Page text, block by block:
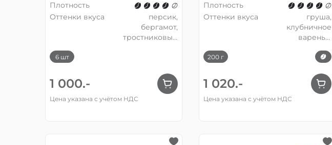
Плотность
Оттенки вкуса
персик,
бергамот,
тростниковый
6 шт
1 000.-
Цена указана с учётом НДС
Плотность
Оттенки вкуса
груша,
клубничное
варенье,
виноград
200 г
1 020.-
Цена указана с учётом НДС